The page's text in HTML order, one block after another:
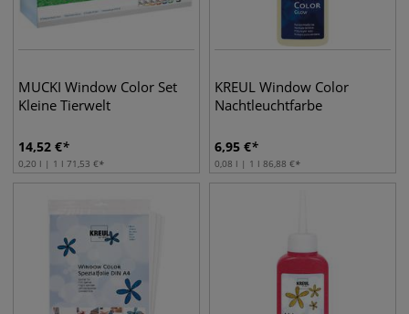
MUCKI Window Color Set
Kleine Tierwelt
14,52 €
0,20 l | 1 l 71,53 €
KREUL Window Color
Nachtleuchtfarbe
6,95 €
0,08 l | 1 l 86,88 €